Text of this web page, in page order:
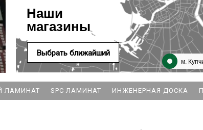
Наши
магазины
м.
Выбрать ближайший
ЛАМИНАТ SPC ЛАМИНАТ ИНЖЕНЕРНАЯ ДОСКА